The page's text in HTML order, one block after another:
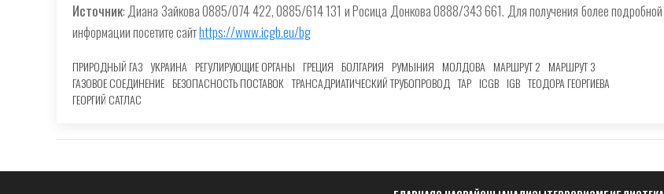
Источник: Диана Зайкова 0885/074 422, 0885/614 131 и Росица Донкова 0888/343 661. Для получения более подробной
информации посетите сайтhttps://www.icgb.eu/bg
ПРИРОДНЫЙ ГАЗ УКРАИНА РЕГУЛИРУЮЩИЕ ОРГАНЫ ГРЕЦИЯ БОЛГАРИЯ РУМЫНИЯ МОЛДОВА МАРШРУТ 2 МАРШРУТ 3
ГАЗОВОЕ СОЕДИНЕНИЕ БЕЗОПАСНОСТЬ ПОСТАВОК ТРАНСАДРИАТИЧЕСКИЙ ТРУБОПРОВОД TAP ICGB IGB ТЕОДОРА ГЕОРГИЕВА
ГЕОРГИЙ САТЛАС